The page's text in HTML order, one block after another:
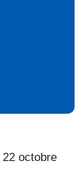
octobre